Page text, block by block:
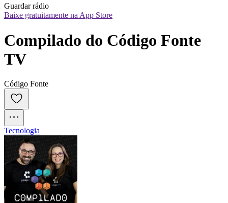
Guardar rádio
Baixe gratuitamente na App Store
Compilado do Código Fonte
TV
Código Fonte
Tecnologia